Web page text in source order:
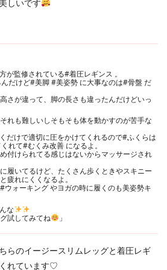
しいです
が監修されている#着圧レギンス 。
だけど#美脚#美姿勢 に大事なのは#骨盤だ
さが違って、脚の長さも違ったんだけどいっ
れも難しいしそもそも体を動かすのが苦手な
だけで適切に圧をかけてくれるので#ふくらは
れて#むくみ改善 になるよ。
付けられてる感じはないからマッサージされ
履いてるけど、たくさん歩くときやスキニー
疲れにくくなるよ。
#ウォーキングやヨガの時に履くのも美姿勢キ
な
試してみてね
」
らのイージースリムレッグと着圧レギ
れています♡